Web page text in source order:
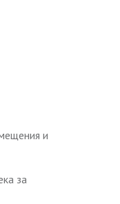
и
за